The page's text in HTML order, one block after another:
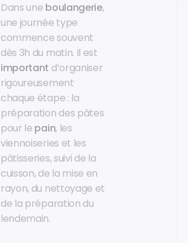
Dans une boulangerie,
une journée type
commence souvent
dès 3h du matin. Il est
important d’organiser
rigoureusement
chaque étape : la
préparation des pâtes
pour le pain, les
viennoiseries et les
pâtisseries, suivi de la
cuisson, de la mise en
rayon, du nettoyage et
de la préparation du
lendemain.